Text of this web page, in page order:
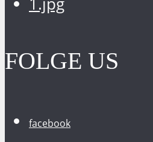
FOLGE US
facebook